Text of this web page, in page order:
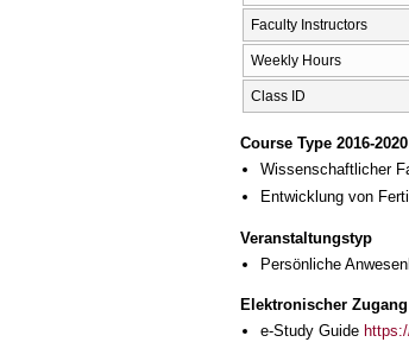
Faculty Instructors
Weekly Hours
Class ID
Course Type 2016-2020
Wissenschaftlicher
Entwicklung von
Veranstaltungstyp
Persönliche
Elektronischer
e-Study Guide